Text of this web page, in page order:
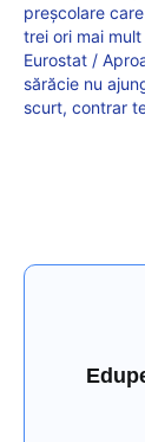
preșcolare
trei ori mai
Eurostat /
sărăcie nu
scurt, contrar